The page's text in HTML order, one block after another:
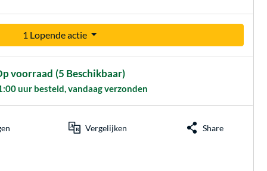
1 Lopende actie
voorraad (5 Beschikbaar)
uur besteld, vandaag verzonden
Vergelijken Share